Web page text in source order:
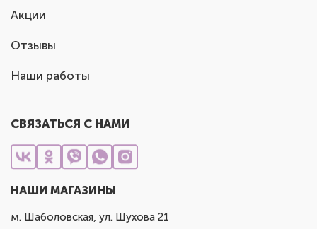
Акции
Отзывы
Наши работы
СВЯЗАТЬСЯ С НАМИ
НАШИ МАГАЗИНЫ
м. Шаболовская, ул. Шухова 21